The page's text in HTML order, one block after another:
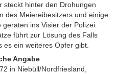
steckt hinter den Drohungen
des Meiereibesitzers und einige
ins Visier der Polizei.
führt zur Lösung des Falls
es ein weiteres Opfer gibt.
Angabe
in Niebüll/Nordfriesland,